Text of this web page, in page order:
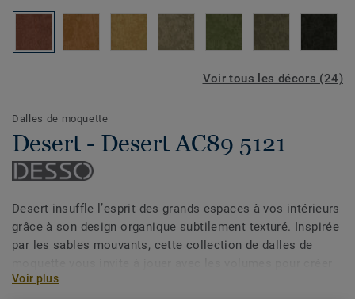
Voir tous les décors (24)
Dalles de moquette
Desert - Desert AC89 5121
Desert insuffle l’esprit des grands espaces à vos intérieurs
grâce à son design organique subtilement texturé. Inspirée
par les sables mouvants, cette collection de dalles de
des ambiances apaisantes et élégantes. Sa palette riche
Voir plus